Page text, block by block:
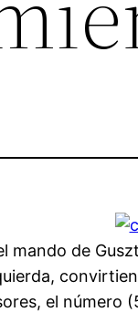
mando de
el número